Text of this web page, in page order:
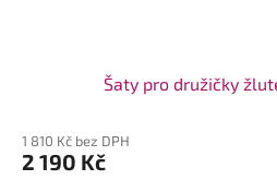
Šaty pro družičky
1 810 Kč bez DPH
2 190 Kč